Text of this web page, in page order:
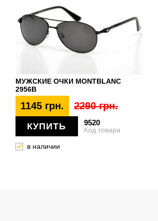
МУЖСКИЕ ОЧКИ MONTBLANC
2956B
1145 грн. 2290 грн.
КУПИТЬ 9520
Код товара
в наличии